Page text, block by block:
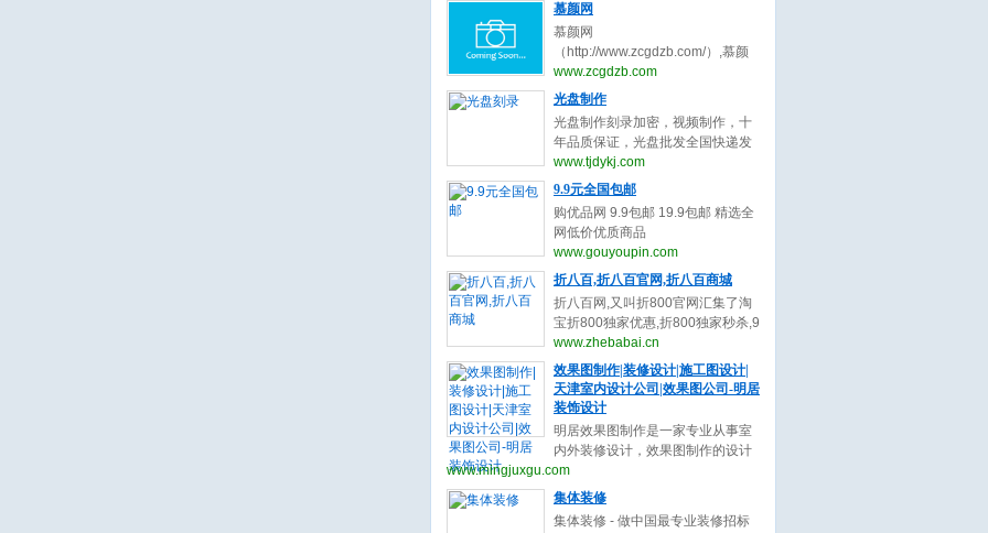
的自然流量，还等什么赶快加入自
动秒收录吧！
与收录,您可以自助申请加入我们获
取免费的优质外链，获取高质量的
自然流量，还等什么赶快加入自动
秒收录吧！
慕颜网
慕颜网
（http://www.zcgdzb.com/）,慕颜
整形网提供整形最新最全资讯。双
眼皮谁最好？中国十大隆鼻专家都
害？隆鼻修复谁厉害？隆鼻医生谁
最好？脂肪填充找哪个专家呢？不
懂的整形问题和医生了解。上慕颜
整形预约网。
www.zcgdzb.com
光盘制作
光盘制作刻录加密，视频制作，十
年品质保证，光盘批发全国快递发
货，光盘厂直接供货，质优价廉，
交货期快,24小时热
www.tjdykj.com
9.9元全国包邮
购优品网 9.9包邮 19.9包邮 精选全
网低价优质商品
（www.gouyoupin.com）
www.gouyoupin.com
折八百,折八百官网,折八百商城
折八百网,又叫折800官网汇集了淘
宝折800独家优惠,折800独家秒杀,9
块9元包邮,折800报名信息大全，是
网购用户的首选省钱导购资讯网站!
（www.zhebabai.cn）
www.zhebabai.cn
效果图制作|装修设计|施工图设计|
天津室内设计公司|效果图公司-明居
装饰设计
明居效果图制作是一家专业从事室
内外装修设计，效果图制作的设计
团队，专业的细分，专业的服务，
为您提供24小时咨询服务。
www.mingjuxgu.com
集体装修
集体装修 - 做中国最专业装修招标